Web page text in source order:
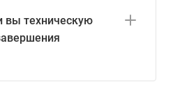
вы техническую